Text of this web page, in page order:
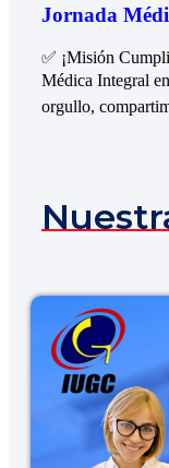
Jornada
✅ ¡Misión
Médica Integral
orgullo,